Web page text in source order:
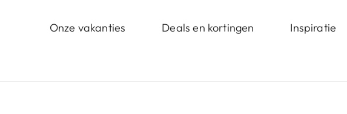
Onze vakanties Deals en kortingen Inspiratie